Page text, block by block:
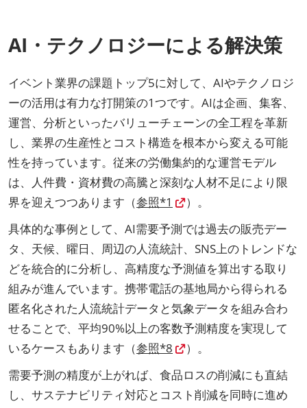
AI・テクノロジーによる解決策
イベント業界の課題トップ5に対して、AIやテクノロジ
ーの活用は有力な打開策の1つです。AIは企画、集客、
運営、分析といったバリューチェーンの全工程を革新
し、業界の生産性とコスト構造を根本から変える可能
性を持っています。従来の労働集約的な運営モデル
は、人件費・資材費の高騰と深刻な人材不足により限
界を迎えつつあります（参照*1
）。
具体的な事例として、AI需要予測では過去の販売デー
タ、天候、曜日、周辺の人流統計、SNS上のトレンドな
どを統合的に分析し、高精度な予測値を算出する取り
組みが進んでいます。携帯電話の基地局から得られる
匿名化された人流統計データと気象データを組み合わ
せることで、平均90%以上の客数予測精度を実現して
いるケースもあります（参照*8
）。
需要予測の精度が上がれば、食品ロスの削減にも直結
し、サステナビリティ対応とコスト削減を同時に進め